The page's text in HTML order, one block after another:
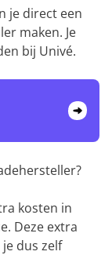
je direct een
maken. Je
bij Univé.
kosten in
Deze extra
dus zelf